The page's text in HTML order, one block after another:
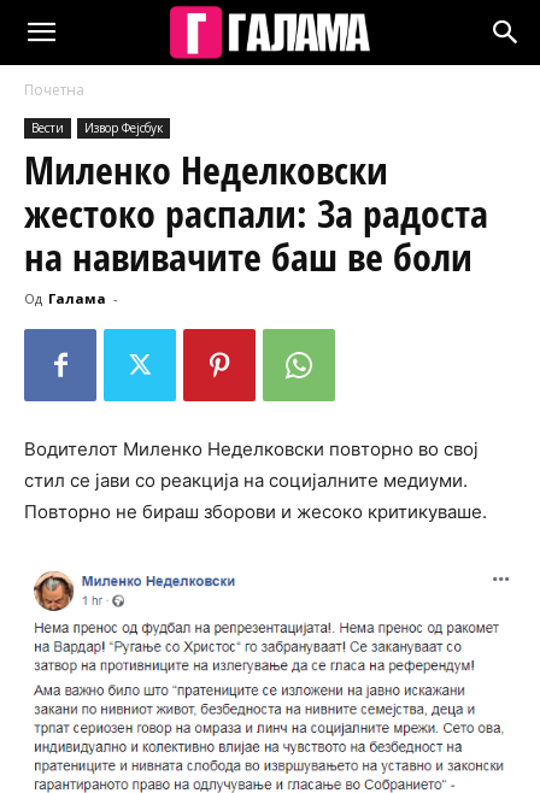
Почетна
Вести Извор Фејсбук
Миленко Неделковски
жестоко распали: За радоста
на навивачите баш ве боли
Од Галама -
Водителот Миленко Неделковски повторно во свој
стил се јави со реакција на социјалните медиуми.
Повторно не бираш зборови и жесоко критикуваше.